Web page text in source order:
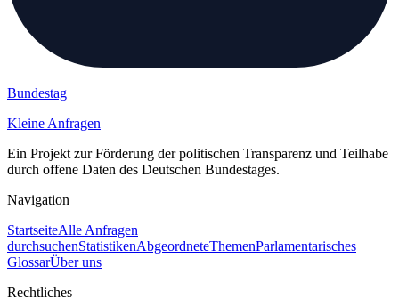
Bundestag
Kleine Anfragen
Ein Projekt zur Förderung der politischen Transparenz und Teilhabe
durch offene Daten des Deutschen Bundestages.
Navigation
StartseiteAlle Anfragen
durchsuchenStatistikenAbgeordneteThemenParlamentarisches
GlossarÜber uns
Rechtliches